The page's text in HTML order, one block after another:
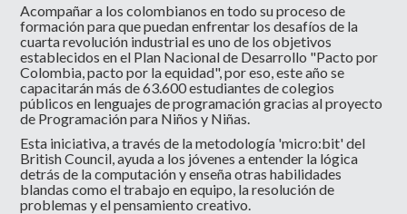
Acompañar a los colombianos en todo su proceso de
formación para que puedan enfrentar los desafíos de la
cuarta revolución industrial es uno de los objetivos
establecidos en el Plan Nacional de Desarrollo "Pacto por
Colombia, pacto por la equidad", por eso, este año se
capacitarán más de 63.600 estudiantes de colegios
públicos en lenguajes de programación gracias al proyecto
de Programación para Niños y Niñas.
Esta iniciativa, a través de la metodología 'micro:bit' del
British Council, ayuda a los jóvenes a entender la lógica
detrás de la computación y enseña otras habilidades
blandas como el trabajo en equipo, la resolución de
problemas y el pensamiento creativo.